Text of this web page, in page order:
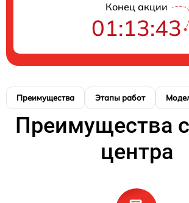
Конец акции
01:13:42
Преимущества Этапы работ
Преимущества
центра